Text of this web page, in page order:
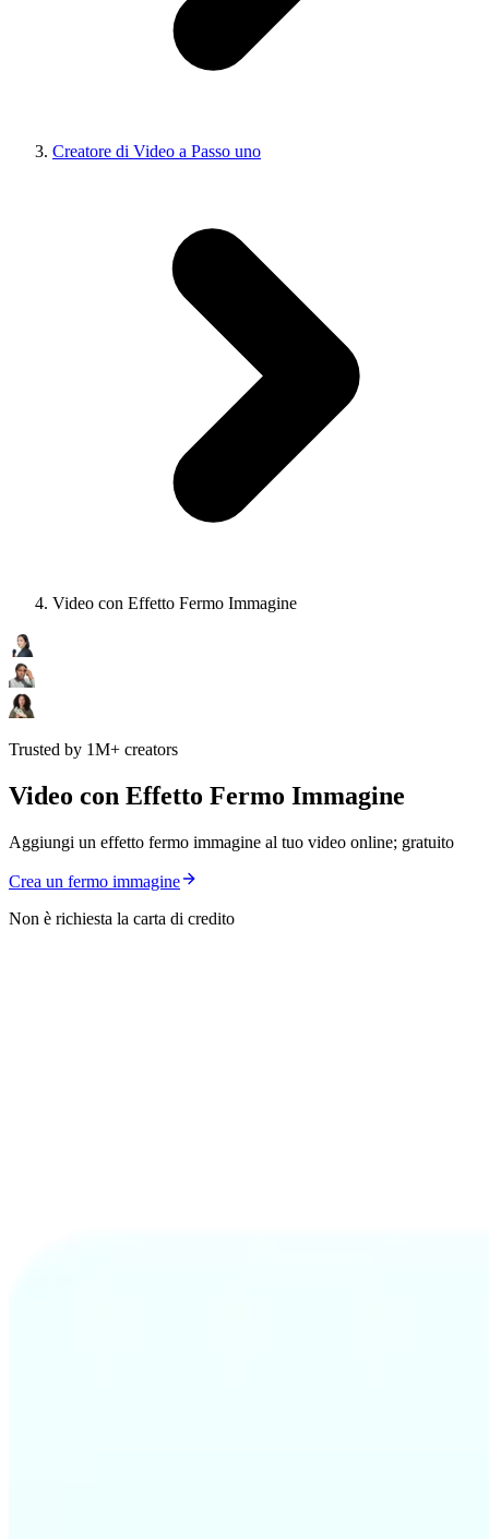
Creatore di Video a Passo uno
Video con Effetto Fermo Immagine
Trusted by 1M+ creators
Video con Effetto Fermo Immagine
Aggiungi un effetto fermo immagine al tuo video online; gratuito
Crea un fermo immagine
Non è richiesta la carta di credito